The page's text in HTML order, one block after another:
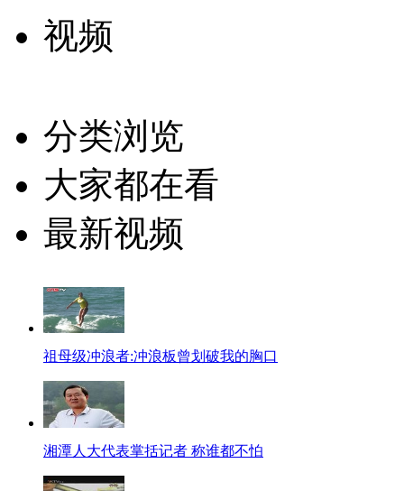
视频
分类浏览
大家都在看
最新视频
祖母级冲浪者:冲浪板曾划破我的胸口
湘潭人大代表掌括记者 称谁都不怕